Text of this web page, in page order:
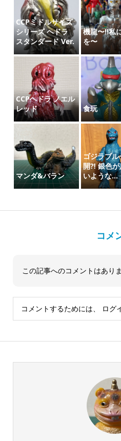
CCPミドルサイズ
シリーズ ヘドラ
スタンダード Ver.
機龍〜‼️私
を〜
CCPヘドラ ノエル
レッド
食玩
マンダ&バラン
ゴジラブル
開⁈ 銀色が
いような…
コメ
この記事へのコメントはありま
コメントするためには、 ログ